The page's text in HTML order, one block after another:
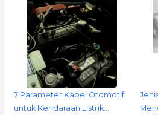
7 Parameter Kabel Otomotif
untuk Kendaraan Listrik…